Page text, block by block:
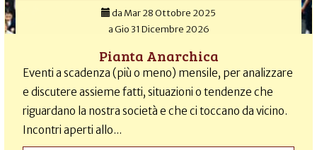
da Mar 28 Ottobre 2025
aGio 31 Dicembre 2026
Pianta Anarchica
Eventi a scadenza (più o meno) mensile, per analizzare
e discutere assieme fatti, situazioni o tendenze che
riguardano la nostra società e che ci toccano da vicino.
Incontri aperti allo...